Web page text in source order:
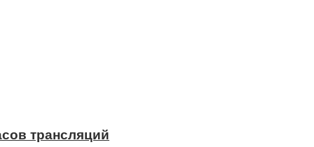
трансляций